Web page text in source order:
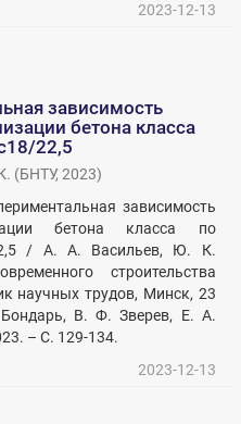
2023-12-13
зависимость
бетона класса
22,5
(БНТУ,2023)
зависимость
бетона класса по
/ А. А. Васильев, Ю. К.
строительства
научных трудов, Минск, 23
В. Ф. Зверев, Е. А.
– С. 129-134.
2023-12-13